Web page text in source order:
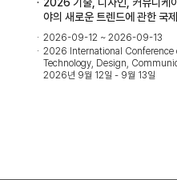
야의 새로운 트렌드에 관한 국
2026-09-12 ~ 2026-09-13
2026 International Conference
Technology, Design,
2026년 9월 12일 - 9월 13일